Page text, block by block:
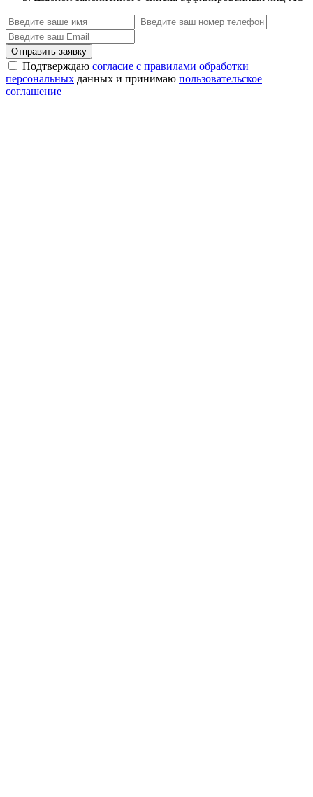
Отправить заявку
Подтверждаю согласие с правилами обработки
персональных данных и принимаю пользовательское
соглашение